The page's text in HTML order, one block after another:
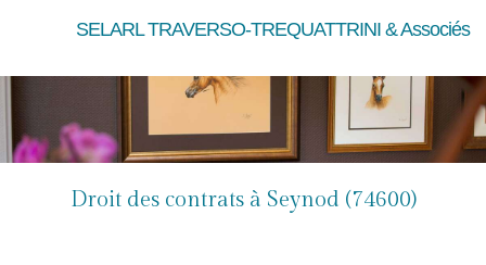
SELARL TRAVERSO-TREQUATTRINI & Associés
Droit des contrats à Seynod (74600)